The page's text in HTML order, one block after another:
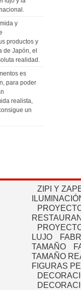
y
productos y
de Japón, el
realidad.
es
para poder
realista,
un
ZIPI Y
LUJO
TAMAÑO
TAMAÑO
FIGURAS